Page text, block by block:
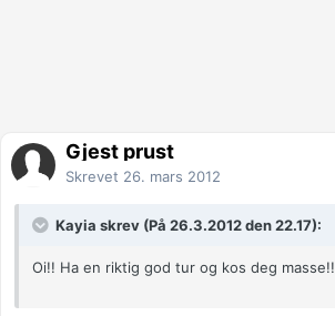
Gjest prust
Skrevet 26. mars 2012
Kayia skrev (På 26.3.2012 den 22.17):
Oi!! Ha en riktig god tur og kos deg masse!!